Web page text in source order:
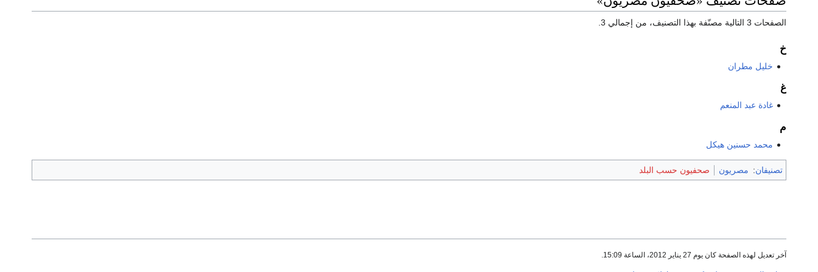
الصفحات 3 التالية مصنّفة بهذا التصنيف، من إجمالي 3.
خ
خليل مطران
غ
غادة عبد المنعم
م
محمد حسنين هيكل
تصنيفان: مصريون صحفيون حسب البلد
آخر تعديل لهذه الصفحة كان يوم 27 يناير 2012، الساعة 15:09.